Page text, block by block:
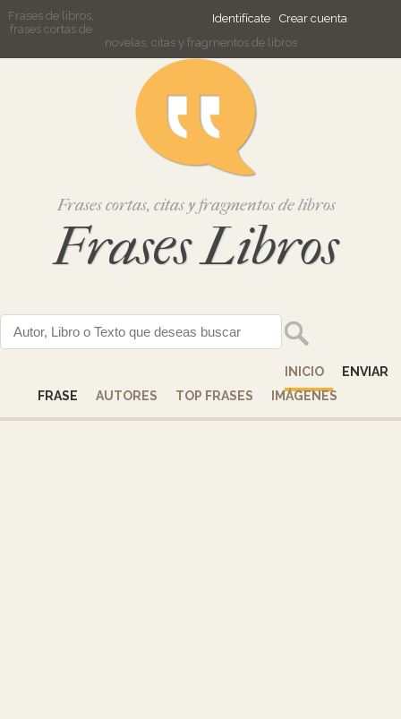
Identifícate Crear cuenta
Frases de libros,
frases cortas de
novelas, citas y fragmentos de libros
Frases cortas, citas y fragmentos de libros
Frases Libros
INICIO
ENVIAR
FRASE
AUTORES TOP FRASES IMÁGENES